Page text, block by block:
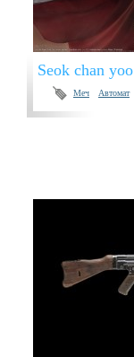
Seok chan yoo
Меч Автомат